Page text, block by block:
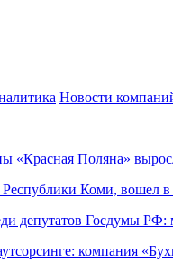
Новости
«Красная Поляна»
Коми, вошел в
депутатов Госдумы РФ:
компания